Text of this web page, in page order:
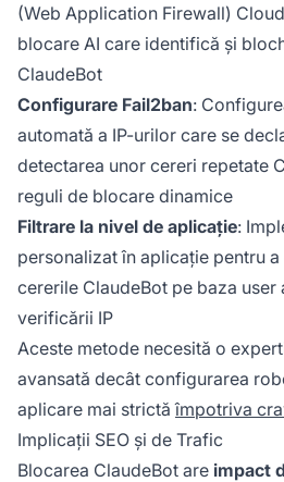
(Web Application Firewall)
blocare AI care identifică și
ClaudeBot
Configurare Fail2ban:
automată a IP-urilor care se
detectarea unor cereri repetate
reguli de blocare dinamice
Filtrare la nivel de aplicație:
personalizat în aplicație pentru
cererile ClaudeBot pe baza user
verificării IP
Aceste metode necesită o
avansată decât configurarea
aplicare mai strictăîmpotriva
Implicații SEO și de Trafic
Blocarea ClaudeBot are impact